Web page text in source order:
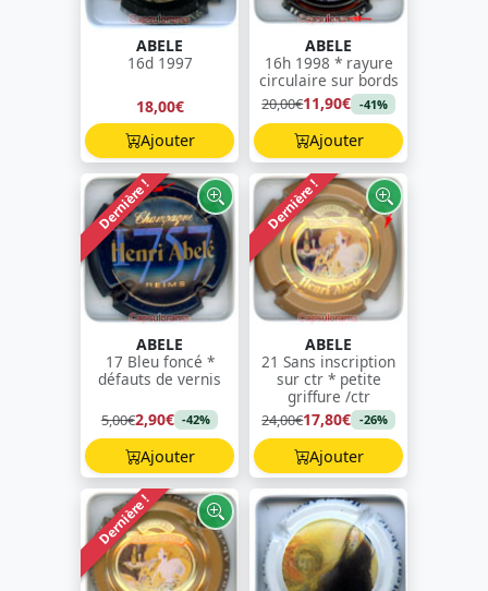
ABELE
16d 1997
18,00€
Ajouter
ABELE
16h 1998 * rayure
circulaire sur bords
20,00€11,90€ -41%
Ajouter
Dernière !
ABELE
17 Bleu foncé *
défauts de vernis
5,00€2,90€ -42%
Ajouter
Dernière !
ABELE
21 Sans inscription
sur ctr * petite
griffure /ctr
24,00€17,80€ -26%
Ajouter
Dernière !